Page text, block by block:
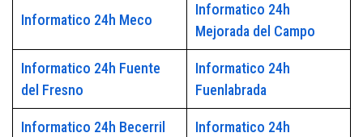
Informatico 24h Meco
Informatico 24h
Mejorada del Campo
Informatico 24h Fuente
del Fresno
Informatico 24h
Fuenlabrada
Informatico 24h Becerril
Informatico 24h